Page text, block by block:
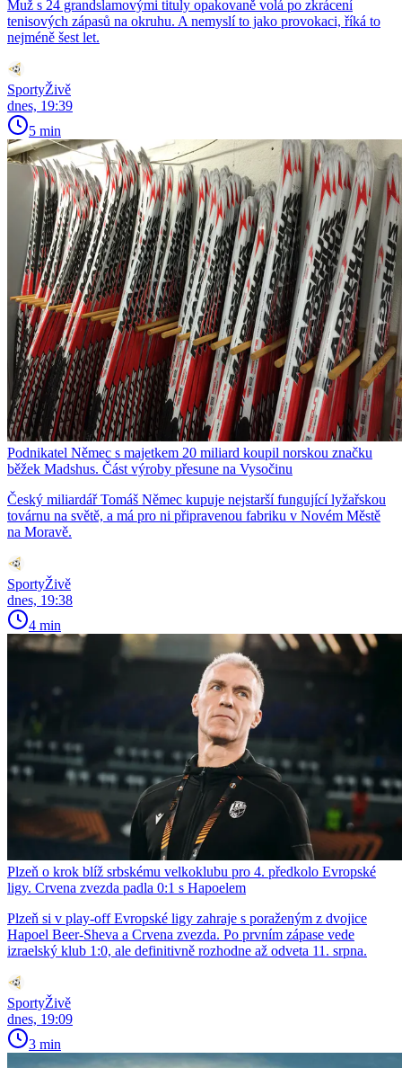
Muž s 24 grandslamovými tituly opakovaně volá po zkrácení
tenisových zápasů na okruhu. A nemyslí to jako provokaci, říká to
nejméně šest let.
SportyŽivě
dnes, 19:39
5 min
Podnikatel Němec s majetkem 20 miliard koupil norskou značku
běžek Madshus. Část výroby přesune na Vysočinu
Český miliardář Tomáš Němec kupuje nejstarší fungující lyžařskou
továrnu na světě, a má pro ni připravenou fabriku v Novém Městě
na Moravě.
SportyŽivě
dnes, 19:38
4 min
Plzeň o krok blíž srbskému velkoklubu pro 4. předkolo Evropské
ligy. Crvena zvezda padla 0:1 s Hapoelem
Plzeň si v play-off Evropské ligy zahraje s poraženým z dvojice
Hapoel Beer-Sheva a Crvena zvezda. Po prvním zápase vede
izraelský klub 1:0, ale definitivně rozhodne až odveta 11. srpna.
SportyŽivě
dnes, 19:09
3 min